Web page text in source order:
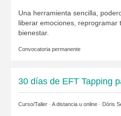
Una herramienta sencilla,
liberar emociones, reprogramar
bienestar.
Convocatoria permanente
30 días de EFT Tapping
Curso/Taller · A distancia u online · Dóris